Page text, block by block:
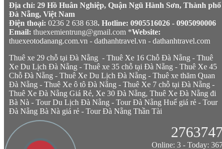
Địa chỉ: 29 Hồ Huân Nghiệp, Quận Ngũ Hành Sơn, Thành phố
Đà Nẵng, Việt Nam
Điện thoại: 0236 2 638 638. Hotline: 0905516026 - 0905090006
Email: thuexemientrung@gmail.com *Website:
thuexeotodanang.com.vn - dathanhtravel.vn - dathanhtravel.com
Thuê xe 29 chỗ tại Đà Nẵng - Thuê Xe 16 Chỗ Đà Nẵng - Thuê
Xe Du Lịch Đà Nẵng - Thuê xe 35 chỗ tại Đà Nẵng - Thuê Xe 45
Chỗ Đà Nẵng - Thuê Xe Du Lịch Đà Nẵng - Thuê xe thăm Quan
Đà Nẵng - Thuê Xe ô tô Đà Nẵng - Thuê Xe 7 chỗ tại Đà Nẵng -
Thuê Xe Đà Nẵng Giá Rẻ, Xe 30 Đà Nẵng, Thuê Xe Đà Nẵng đi
Bà Nà - Tour Du Lịch Đà Nẵng - Tour Đà Nẵng Huế giá rẻ - Tour
Đà Nẵng Bà Nà giá rẻ - Tour Đà Nẵng Thần Tài
Online: 3 - Today: